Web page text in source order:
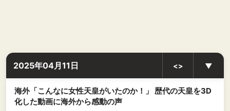
2025年04月11日 <> ▼
海外「こんなに女性天皇がいたのか！」 歴代の天皇を3D
化した動画に海外から感動の声